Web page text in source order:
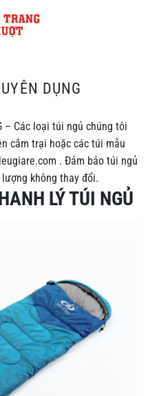
DỤNG
– Các loại túi ngủ chúng tôi
cắm trại hoặc các túi mẫu
. Đảm bảo túi ngủ
không thay đổi.
LÝ TÚI NGỦ